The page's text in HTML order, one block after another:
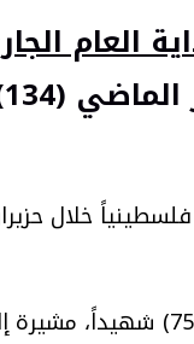
من قطاع غزة